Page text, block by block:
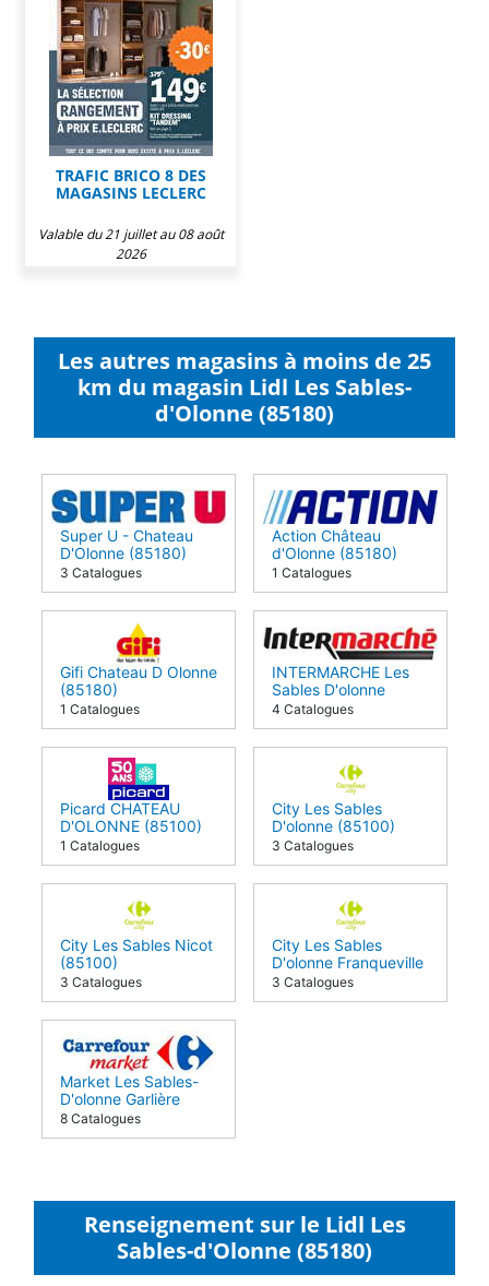
TRAFIC BRICO 8 DES
MAGASINS LECLERC
Valable du 21 juillet au 08 août
2026
Les autres magasins à moins de 25
km du magasin Lidl Les Sables-
d'Olonne (85180)
Super U - Chateau
D'Olonne (85180)
3 Catalogues
Action Château
d'Olonne (85180)
1 Catalogues
Gifi Chateau D Olonne
(85180)
1 Catalogues
INTERMARCHE Les
Sables D'olonne
(85180)
4 Catalogues
Picard CHATEAU
D'OLONNE (85100)
1 Catalogues
City Les Sables
D'olonne (85100)
3 Catalogues
City Les Sables Nicot
(85100)
3 Catalogues
City Les Sables
D'olonne Franqueville
(85100)
3 Catalogues
Market Les Sables-
D'olonne Garlière
(85100)
8 Catalogues
Renseignement sur le Lidl Les
Sables-d'Olonne (85180)